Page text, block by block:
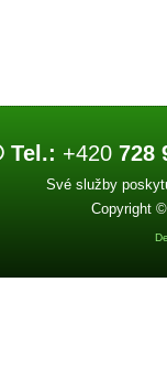
Tel.: +420 728
Své služby
Copyright